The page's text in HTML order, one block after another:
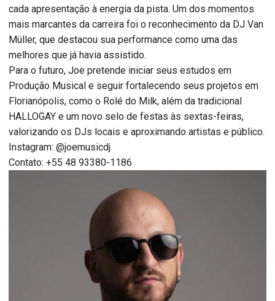
cada apresentação à energia da pista. Um dos momentos
mais marcantes da carreira foi o reconhecimento da DJ Van
Müller, que destacou sua performance como uma das
melhores que já havia assistido.
Para o futuro, Joe pretende iniciar seus estudos em
Produção Musical e seguir fortalecendo seus projetos em
Florianópolis, como o Rolé do Milk, além da tradicional
HALLOGAY e um novo selo de festas às sextas-feiras,
valorizando os DJs locais e aproximando artistas e público.
Instagram: @joemusicdj
Contato: +55 48 93380-1186